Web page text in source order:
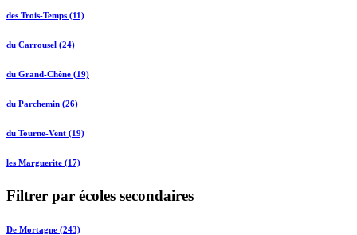
des Trois-Temps (11)
du Carrousel (24)
du Grand-Chêne (19)
du Parchemin (26)
du Tourne-Vent (19)
les Marguerite (17)
Filtrer par écoles secondaires
De Mortagne (243)